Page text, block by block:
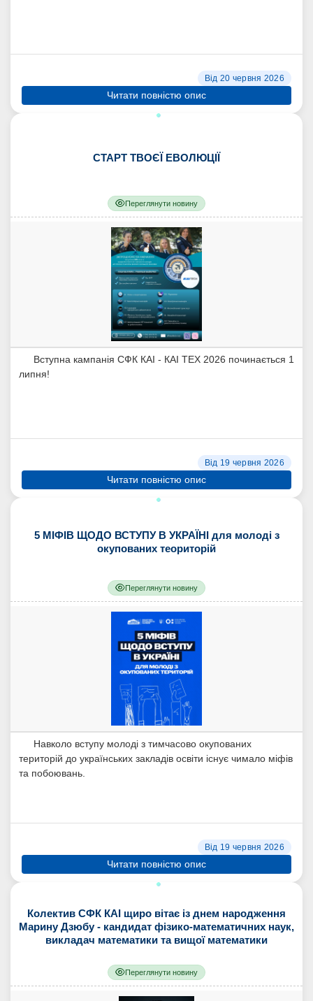
Від 20 червня 2026
Читати повністю опис
СТАРТ ТВОЄЇ ЕВОЛЮЦІЇ
Переглянути новину
Вступна кампанія СФК КАІ - КАІ ТЕХ 2026 починається 1
липня!
Від 19 червня 2026
Читати повністю опис
5 МІФІВ ЩОДО ВСТУПУ В УКРАЇНІ для молоді з
окупованих теориторій
Переглянути новину
Навколо вступу молоді з тимчасово окупованих
територій до українських закладів освіти існує чимало міфів
та побоювань.
Від 19 червня 2026
Читати повністю опис
Колектив СФК КАІ щиро вітає із днем народження
Марину Дзюбу - кандидат фізико-математичних наук,
викладач математики та вищої математики
Переглянути новину